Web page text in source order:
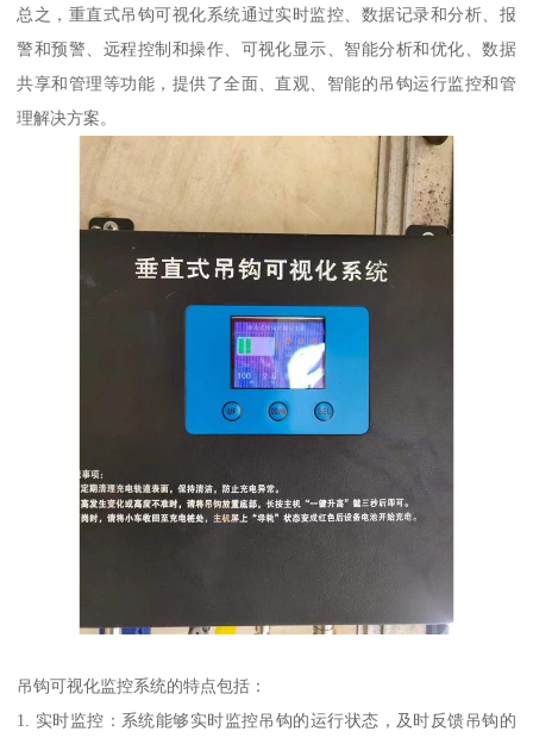
总之，重直式吊钩可视化系统通过实时监控、数据记录和分析、报
警和预警、远程控制和操作、可视化显示、智能分析和优化、数据
共享和管理等功能，提供了全面、直观、智能的吊钩运行监控和管
理解决方案。
吊钩可视化监控系统的特点包括：
1. 实时监控：系统能够实时监控吊钩的运行状态，及时反馈吊钩的